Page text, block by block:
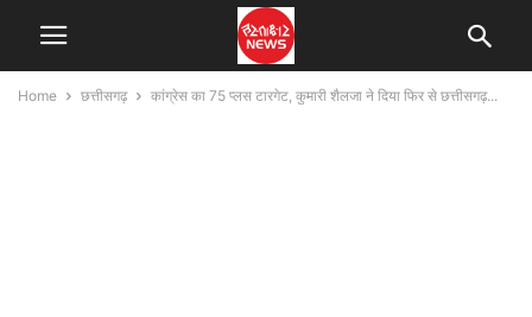
Home छत्तीसगढ़ कांग्रेस का 75 प्लस टारगेट, कुमारी शैलजा ने दिया फिर से छत्तीसगढ़...